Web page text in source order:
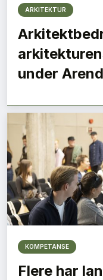
ARKITEKTUR
under
KOMPETANSE
Flere har